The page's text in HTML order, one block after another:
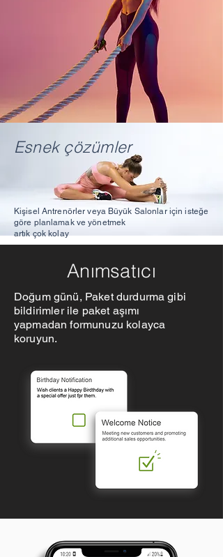
Esnek çözümler
Kişisel Antrenörler veya Büyük Salonlar için isteğe
göre planlamak ve yönetmek
artık çok kolay
Anımsatıcı
Doğum günü, Paket durdurma gibi
bildirimler ile paket aşımı
yapmadanformunuzu kolayca
koruyun.